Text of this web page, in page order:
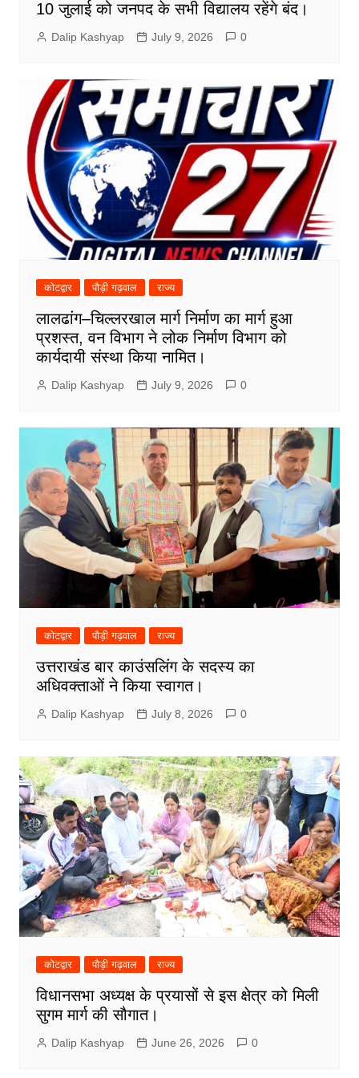
10 जुलाई को जनपद के सभी विद्यालय रहेंगे बंद।
Dalip Kashyap July 9, 2026 0
कोटद्वार पौड़ी गढ़वाल राज्य
लालढांग–चिल्लरखाल मार्ग निर्माण का मार्ग हुआ
प्रशस्त, वन विभाग ने लोक निर्माण विभाग को
कार्यदायी संस्था किया नामित।
Dalip Kashyap July 9, 2026 0
कोटद्वार पौड़ी गढ़वाल राज्य
उत्तराखंड बार काउंसलिंग के सदस्य का
अधिवक्ताओं ने किया स्वागत।
Dalip Kashyap July 8, 2026 0
कोटद्वार पौड़ी गढ़वाल राज्य
विधानसभा अध्यक्ष के प्रयासों से इस क्षेत्र को मिली
सुगम मार्ग की सौगात।
Dalip Kashyap June 26, 2026 0